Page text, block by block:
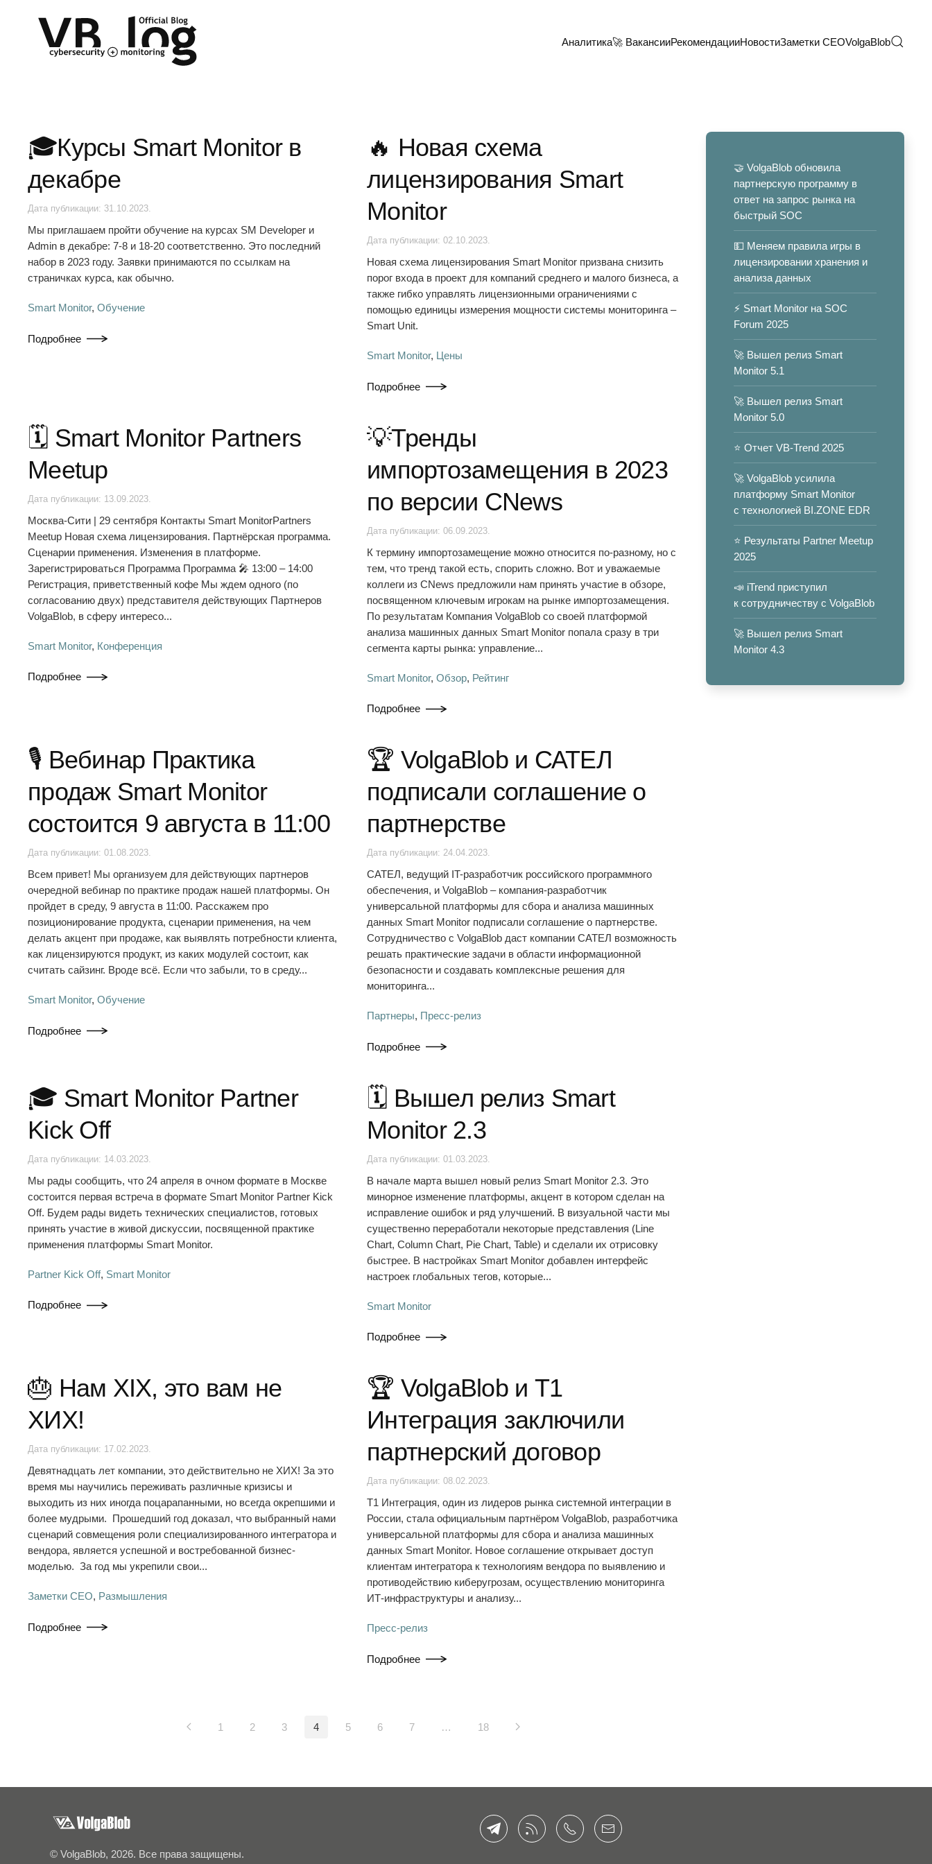
Аналитика🚀 ВакансииРекомендацииНовостиЗаметки CEOVolgaBlob
🎓Курсы Smart Monitor в
декабре
Дата публикации: 31.10.2023.
Мы приглашаем пройти обучение на курсах SM Developer и
Admin в декабре: 7-8 и 18-20 соответственно. Это последний
набор в 2023 году. Заявки принимаются по ссылкам на
страничках курса, как обычно.
Smart Monitor, Обучение
Подробнее
🔥 Новая схема
лицензирования Smart
Monitor
Дата публикации: 02.10.2023.
Новая схема лицензирования Smart Monitor призвана снизить
порог входа в проект для компаний среднего и малого бизнеса, а
также гибко управлять лицензионными ограничениями с
помощью единицы измерения мощности системы мониторинга –
Smart Unit.
Smart Monitor, Цены
Подробнее
🗓️ Smart Monitor Partners
Meetup
Дата публикации: 13.09.2023
Москва-Сити | 29 сентября Контакты Smart MonitorPartners
Meetup Новая схема лицензирования. Партнёрская программа.
Сценарии применения. Изменения в платформе.
Зарегистрироваться Программа Программа 🎤 13:00 – 14:00
Регистрация, приветственный кофе Мы ждем одного (по
согласованию двух) представителя действующих Партнеров
VolgaBlob, в сферу интересо...
Smart Monitor, Конференция
Подробнее
💡Тренды
импортозамещения в 2023
по версии CNews
Дата публикации: 06.09.2023
К термину импортозамещение можно относится по-разному, но с
тем, что тренд такой есть, спорить сложно. Вот и уважаемые
коллеги из CNews предложили нам принять участие в обзоре,
посвященном ключевым игрокам на рынке импортозамещения.
По результатам Компания VolgaBlob со своей платформой
анализа машинных данных Smart Monitor попала сразу в три
сегмента карты рынка: управление...
Smart Monitor, Обзор, Рейтинг
Подробнее
🎙 Вебинар Практика
продаж Smart Monitor
состоится 9 августа в 11:00
Дата публикации: 01.08.2023.
Всем привет! Мы организуем для действующих партнеров
очередной вебинар по практике продаж нашей платформы. Он
пройдет в среду, 9 августа в 11:00. Расскажем про
позиционирование продукта, сценарии применения, на чем
делать акцент при продаже, как выявлять потребности клиента,
как лицензируются продукт, из каких модулей состоит, как
считать сайзинг. Вроде всё. Если что забыли, то в среду...
Smart Monitor, Обучение
Подробнее
🏆 VolgaBlob и САТЕЛ
подписали соглашение о
партнерстве
Дата публикации: 24.04.2023.
САТЕЛ, ведущий IT-разработчик российского программного
обеспечения, и VolgaBlob – компания-разработчик
универсальной платформы для сбора и анализа машинных
данных Smart Monitor подписали соглашение о партнерстве.
Сотрудничество с VolgaBlob даст компании САТЕЛ возможность
решать практические задачи в области информационной
безопасности и создавать комплексные решения для
мониторинга...
Партнеры, Пресс-релиз
Подробнее
🎓 Smart Monitor Partner
Kick Off
Дата публикации: 14.03.2023
Мы рады сообщить, что 24 апреля в очном формате в Москве
состоится первая встреча в формате Smart Monitor Partner Kick
Off. Будем рады видеть технических специалистов, готовых
принять участие в живой дискуссии, посвященной практике
применения платформы Smart Monitor.
Partner Kick Off, Smart Monitor
Подробнее
🗓️ Вышел релиз Smart
Monitor 2.3
Дата публикации: 01.03.2023
В начале марта вышел новый релиз Smart Monitor 2.3. Это
минорное изменение платформы, акцент в котором сделан на
исправление ошибок и ряд улучшений. В визуальной части мы
существенно переработали некоторые представления (Line
Chart, Column Chart, Pie Chart, Table) и сделали их отрисовку
быстрее. В настройках Smart Monitor добавлен интерфейс
настроек глобальных тегов, которые...
Smart Monitor
Подробнее
🎂 Нам XIX, это вам не
ХИХ!
Дата публикации: 17.02.2023.
Девятнадцать лет компании, это действительно не ХИХ! За это
время мы научились переживать различные кризисы и
выходить из них иногда поцарапанными, но всегда окрепшими и
более мудрыми. Прошедший год доказал, что выбранный нами
сценарий совмещения роли специализированного интегратора и
вендора, является успешной и востребованной бизнес-
моделью. За год мы укрепили свои...
Заметки СЕО, Размышления
Подробнее
🏆 VolgaBlob и Т1
Интеграция заключили
партнерский договор
Дата публикации: 08.02.2023.
Т1 Интеграция, один из лидеров рынка системной интеграции в
России, стала официальным партнёром VolgaBlob, разработчика
универсальной платформы для сбора и анализа машинных
данных Smart Monitor. Новое соглашение открывает доступ
клиентам интегратора к технологиям вендора по выявлению и
противодействию киберугрозам, осуществлению мониторинга
ИТ-инфраструктуры и анализу...
Пресс-релиз
Подробнее
1 2 3 4 5 6 7 … 18
🤝 VolgaBlob обновила
партнерскую программу в
ответ на запрос рынка на
быстрый SOC
💵 Меняем правила игры в
лицензировании хранения и
анализа данных
⚡️ Smart Monitor на SOC
Forum 2025
🚀 Вышел релиз Smart
Monitor 5.1
🚀 Вышел релиз Smart
Monitor 5.0
⭐️ Отчет VB-Trend 2025
🚀 VolgaBlob усилила
платформу Smart Monitor
с технологией BI.ZONE EDR
⭐️ Результаты Partner Meetup
2025
📣 iTrend приступил
к сотрудничеству с VolgaBlob
🚀 Вышел релиз Smart
Monitor 4.3
© VolgaBlob, 2026. Все права защищены.